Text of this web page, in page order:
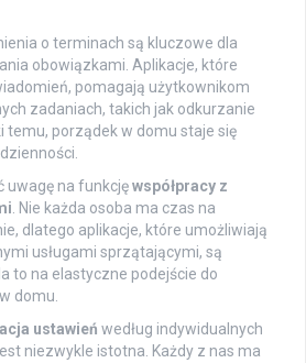
o terminach są kluczowe dla
obowiązkami. Aplikacje, które
pomagają użytkownikom
zadaniach, takich jak odkurzanie
temu, porządek w domu staje się
uwagę na funkcjęwspółpracy z
. Nie każda osoba ma czas na
dlatego aplikacje, które umożliwiają
usługami sprzątającymi, są
to na elastyczne podejście do
domu.
ustawień według indywidualnych
niezwykle istotna. Każdy z nas ma